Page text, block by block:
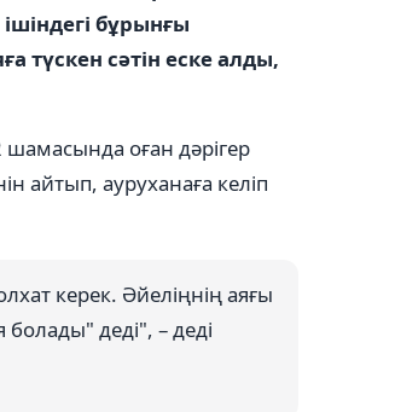
бұрынғы
түскен сәтін еске алды,
шамасында оған дәрігер
айтып, ауруханаға келіп
керек. Әйеліңнің аяғы
деді", – деді